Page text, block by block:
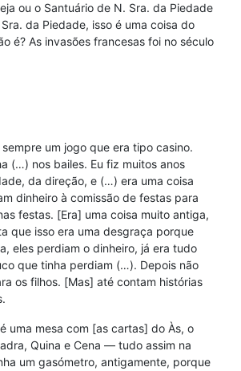
ou o Santuário de N. Sra. da Piedade
da Piedade, isso é uma coisa do
é? As invasões francesas foi no século
um jogo que era tipo casino.
(…) nos bailes. Eu fiz muitos anos
da direção, e (…) era uma coisa
dinheiro à comissão de festas para
festas. [Era] uma coisa muito antiga,
que isso era uma desgraça porque
eles perdiam o dinheiro, já era tudo
que tinha perdiam (…). Depois não
os filhos. [Mas] até contam histórias
uma mesa com [as cartas] do Às, o
Quina e Cena — tudo assim na
um gasómetro, antigamente, porque